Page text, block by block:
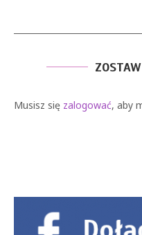
Musisz się zalogować, aby